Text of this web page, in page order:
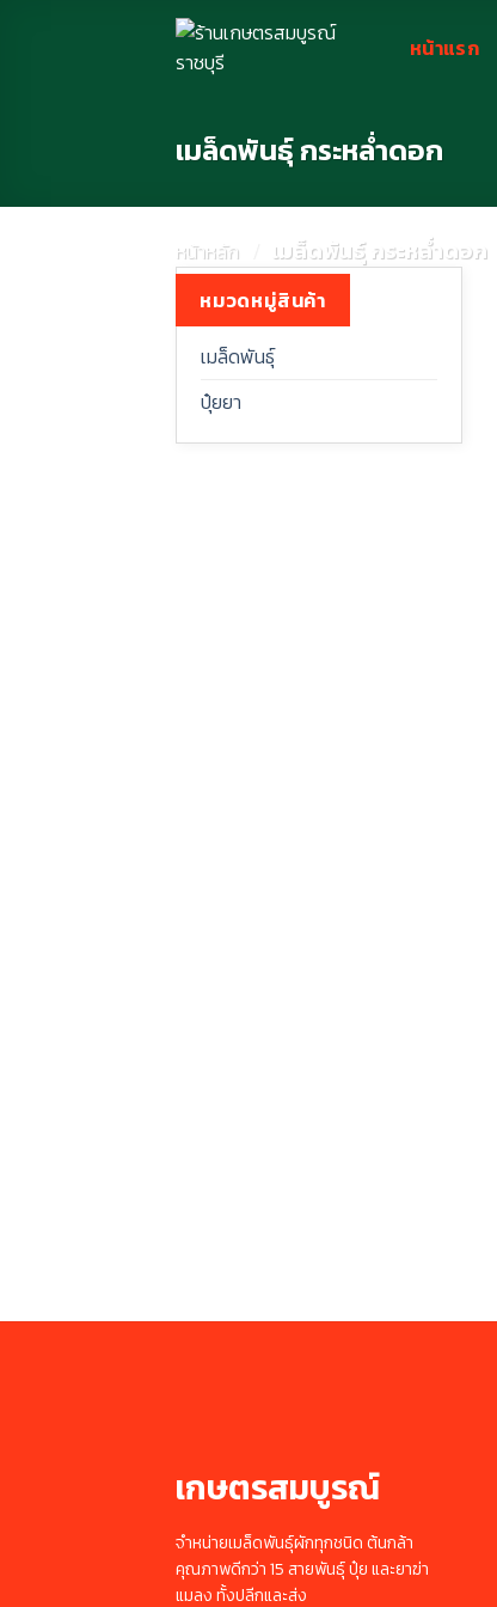
หน้าแรก
เมล็ดพันธุ์ กระหล่ำดอก
หน้าหลัก เมล็ดพันธุ์ กระหล่ำดอก
หมวดหมู่สินค้า
เมล็ดพันธุ์
ปุ๋ยยา
เกษตรสมบูรณ์
จำหน่ายเมล็ดพันธุ์ผักทุกชนิด ต้นกล้า
คุณภาพดีกว่า 15 สายพันธุ์ ปุ๋ย และยาฆ่า
แมลง ทั้งปลีกและส่ง